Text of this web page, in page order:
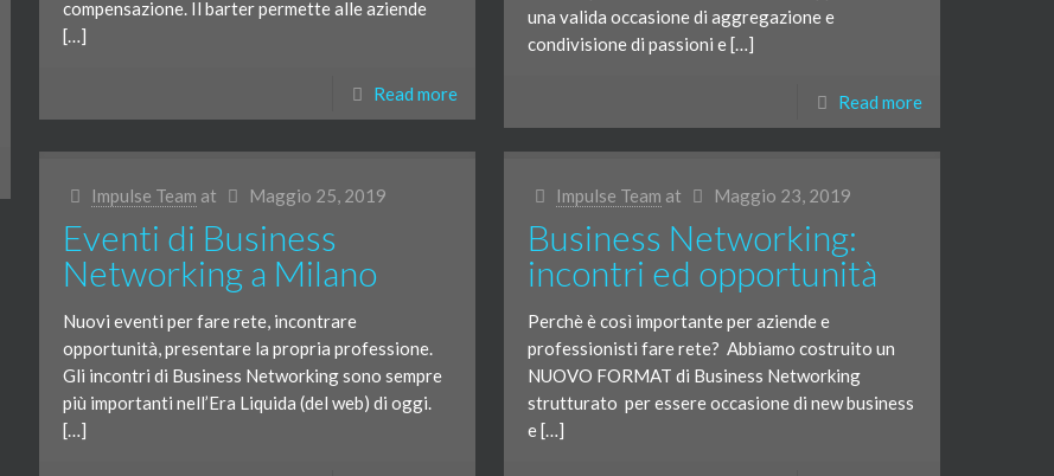
compensazione. Il barter permette alle aziende
[…]
Read more
una valida occasione di aggregazione e
condivisione di passioni e […]
Read more
Impulse Team at Maggio 25, 2019
Eventi di Business
Networking a Milano
Nuovi eventi per fare rete, incontrare
opportunità, presentare la propria professione.
Gli incontri di Business Networking sono sempre
più importanti nell’Era Liquida (del web) di oggi.
[…]
Impulse Team at Maggio 23, 2019
Business Networking:
incontri ed opportunità
Perchè è così importante per aziende e
professionisti fare rete? Abbiamo costruito un
NUOVO FORMAT di Business Networking
strutturato per essere occasione di new business
e […]